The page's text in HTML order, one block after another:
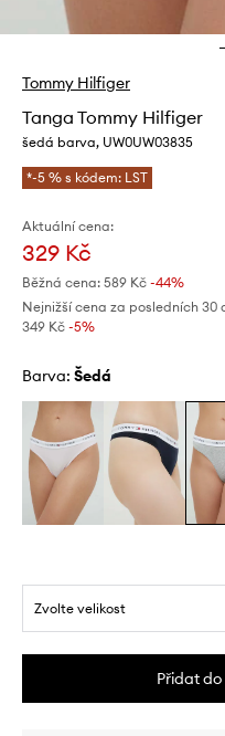
Tommy Hilfiger
Tanga Tommy Hilfiger
šedá barva, UW0UW03835
*-5 % s kódem: LST
Aktuální cena:
329 Kč
Běžná cena: 589 Kč -44%
Nejnižší cena za posledních
349 Kč -5%
Barva: šedá
Zvolte velikost
Přidat